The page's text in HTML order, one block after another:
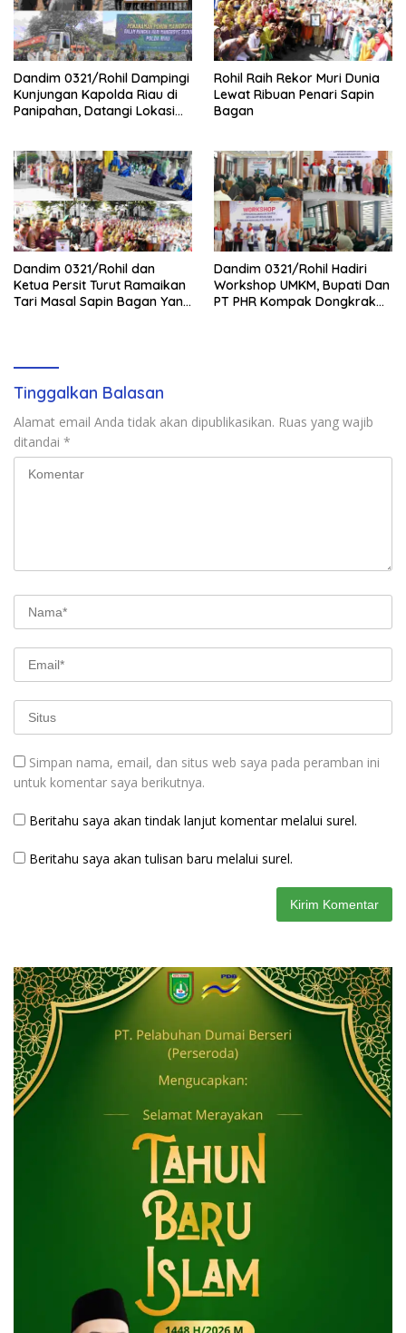
Dandim 0321/Rohil Dampingi
Kunjungan Kapolda Riau di
Panipahan, Datangi Lokasi
Rohil Raih Rekor Muri Dunia
Lewat Ribuan Penari Sapin
Bagan
Dandim 0321/Rohil dan
Ketua Persit Turut Ramaikan
Tari Masal Sapin Bagan Yang
Dandim 0321/Rohil Hadiri
Workshop UMKM, Bupati Dan
PT PHR Kompak Dongkrak
Tinggalkan Balasan
Alamat email Anda tidak akan dipublikasikan. Ruas yang wajib
ditandai *
Simpan nama, email, dan situs web saya pada peramban ini
untuk komentar saya berikutnya.
Beritahu saya akan tindak lanjut komentar melalui surel.
Beritahu saya akan tulisan baru melalui surel.